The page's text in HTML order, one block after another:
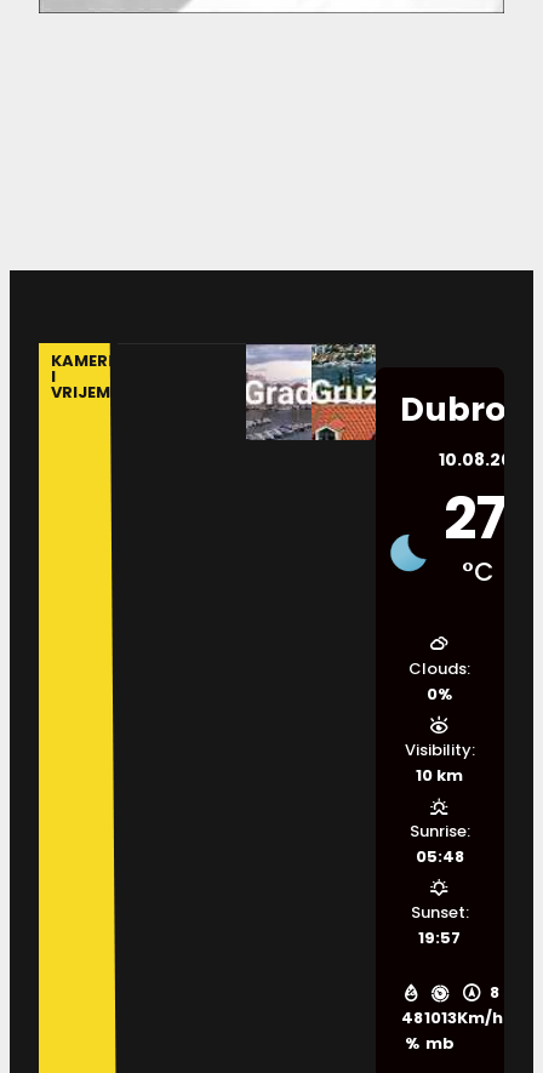
KAMERE
I
VRIJEME
10.08.2026.
27
°C
48
%
1013
mb
8
Km/h
Clouds:
0%
Visibility:
10 km
Sunrise:
05:48
Sunset:
19:57